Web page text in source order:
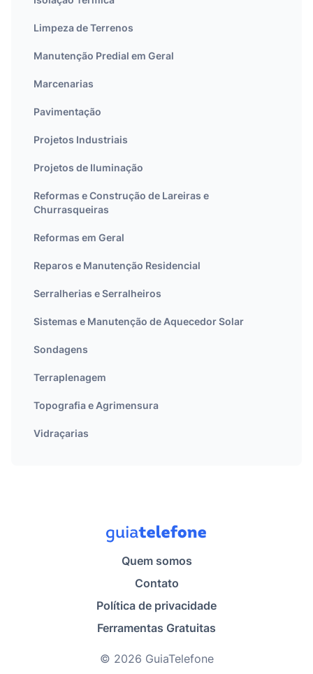
Limpeza de Terrenos
Manutenção Predial em Geral
Marcenarias
Pavimentação
Projetos Industriais
Projetos de Iluminação
Reformas e Construção de Lareiras e
Churrasqueiras
Reformas em Geral
Reparos e Manutenção Residencial
Serralherias e Serralheiros
Sistemas e Manutenção de Aquecedor Solar
Sondagens
Terraplenagem
Topografia e Agrimensura
Vidraçarias
Quem somos
Contato
Política de privacidade
Ferramentas Gratuitas
© 2026 GuiaTelefone